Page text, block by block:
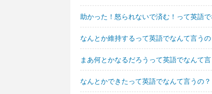
助かった！怒られないで済む！って英語
なんとか維持するって英語でなんて言うの
まあ何とかなるだろうって英語でなんて言
なんとかできたって英語でなんて言うの？